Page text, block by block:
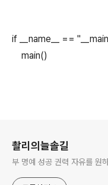
if __name__ ==
main()
촬리의늘솔길
부 명예 성공 권력 자유를 원